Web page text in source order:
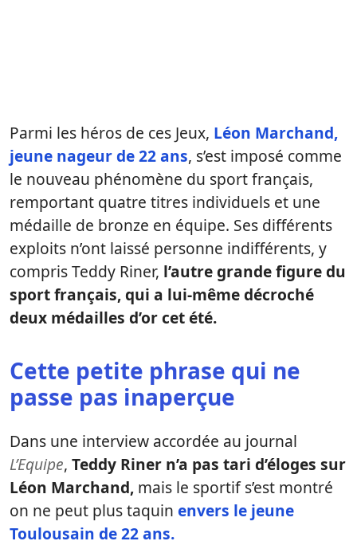
Parmi les héros de ces Jeux, Léon Marchand,
jeune nageur de 22 ans, s’est imposé comme
le nouveau phénomène du sport français,
remportant quatre titres individuels et une
médaille de bronze en équipe. Ses différents
exploits n’ont laissé personne indifférents, y
compris Teddy Riner, l’autre grande figure du
sport français, qui a lui-même décroché
deux médailles d’or cet été.
Cette petite phrase qui ne
passe pas inaperçue
Dans une interview accordée au journal
L’Equipe, Teddy Riner n’a pas tari d’éloges sur
Léon Marchand, mais le sportif s’est montré
on ne peut plus taquin envers le jeune
Toulousain de 22 ans.